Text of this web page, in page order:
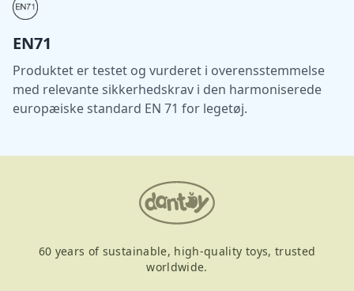
EN71
Produktet er testet og vurderet i overensstemmelse
med relevante sikkerhedskrav i den harmoniserede
europæiske standard EN 71 for legetøj.
60 years of sustainable, high-quality toys, trusted
worldwide.